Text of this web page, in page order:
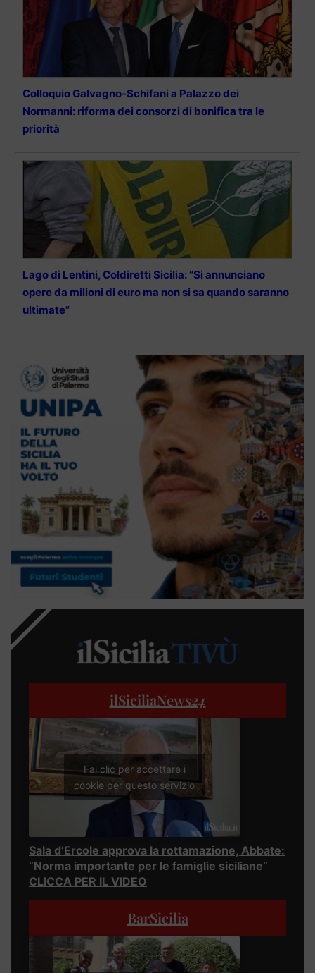
Colloquio Galvagno-Schifani a Palazzo dei
Normanni: riforma dei consorzi di bonifica tra le
priorità
Lago di Lentini, Coldiretti Sicilia: “Si annunciano
opere da milioni di euro ma non si sa quando saranno
ultimate”
ilSiciliaNews24
Fai clic per accettare i
cookie per questo servizio
Sala d’Ercole approva la rottamazione, Abbate:
“Norma importante per le famiglie siciliane”
CLICCA PER IL VIDEO
BarSicilia